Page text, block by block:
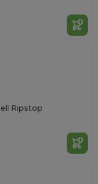
Ripstop